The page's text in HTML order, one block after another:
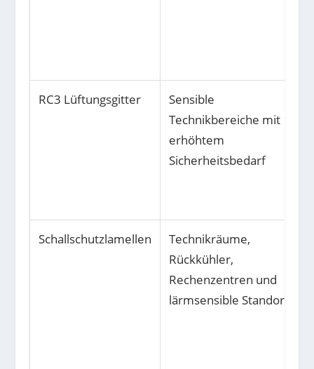
RC3 Lüftungsgitter
Sensible
Technikbereiche mit
erhöhtem
Sicherheitsbedarf
Schallschutzlamellen
Technikräume,
Rückkühler,
Rechenzentren und
lärmsensible Standorte